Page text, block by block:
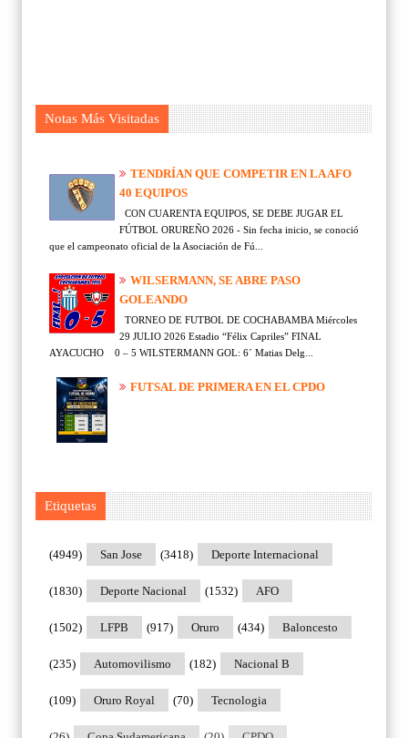
Notas Más Visitadas
TENDRÍAN QUE COMPETIR EN LA AFO
40 EQUIPOS
CON CUARENTA EQUIPOS, SE DEBE JUGAR EL
FÚTBOL ORUREÑO 2026 - Sin fecha inicio, se conoció
que el campeonato oficial de la Asociación de Fú...
WILSERMANN, SE ABRE PASO
GOLEANDO
TORNEO DE FUTBOL DE COCHABAMBA Miércoles
29 JULIO 2026 Estadio “Félix Capriles” FINAL
AYACUCHO 0 – 5 WILSTERMANN GOL: 6´ Matias Delg...
FUTSAL DE PRIMERA EN EL CPDO
Etiquetas
San Jose
(4949) Deporte Internacional
(3418)
Deporte Nacional
(1830) AFO
(1532)
LFPB
(1502) Oruro
(917) Baloncesto
(434)
Automovilismo
(235) Nacional B
(182)
Oruro Royal
(109) Tecnologia
(70)